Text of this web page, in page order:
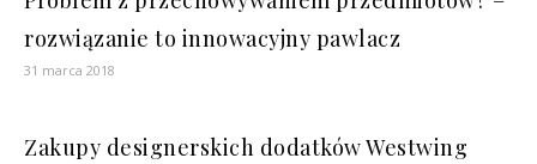
rozwiązanie to innowacyjny pawlacz
31 marca 2018
Zakupy designerskich dodatków Westwing